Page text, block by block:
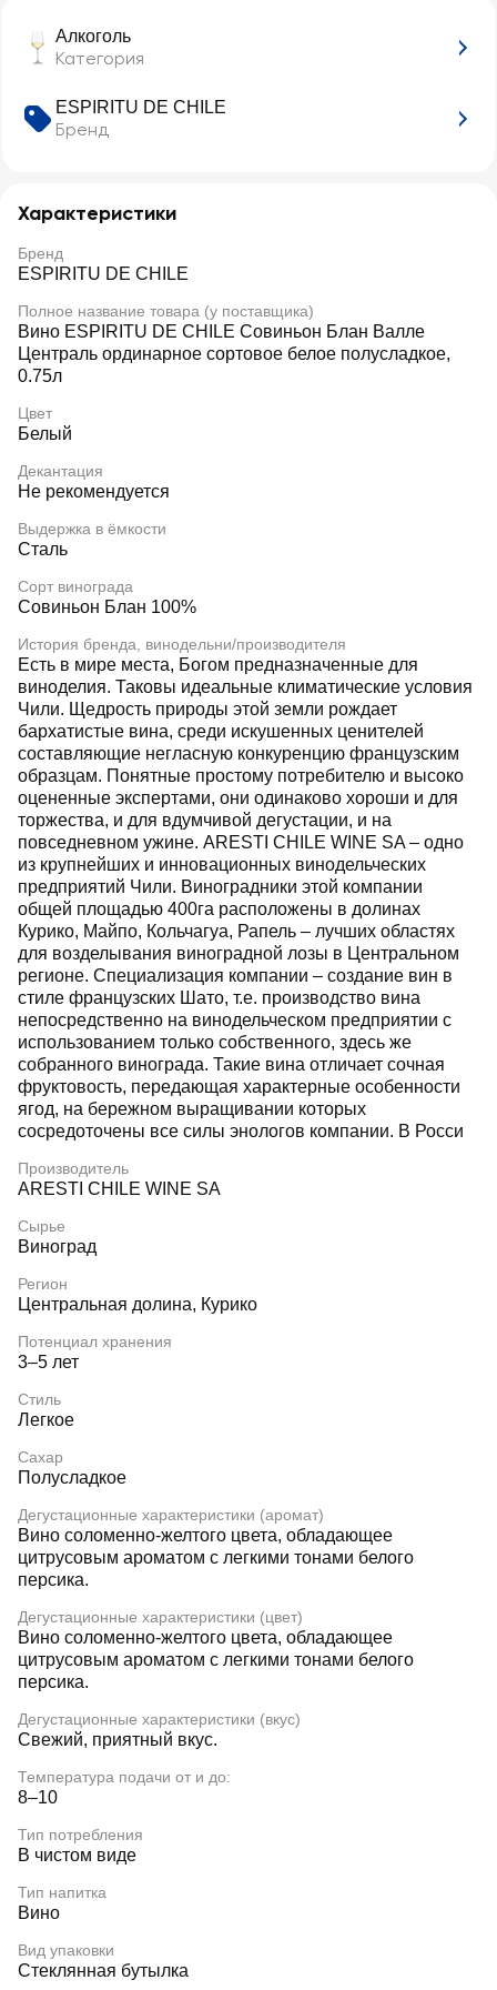
Алкоголь
Категория
ESPIRITU DE CHILE
Бренд
Характеристики
Бренд
ESPIRITU DE CHILE
Полное название товара (у поставщика)
Вино ESPIRITU DE CHILE Совиньон Блан Валле
Централь ординарное сортовое белое полусладкое,
0.75л
Цвет
Белый
Декантация
Не рекомендуется
Выдержка в ёмкости
Сталь
Сорт винограда
Совиньон Блан 100%
История бренда, винодельни/производителя
Есть в мире места, Богом предназначенные для
виноделия. Таковы идеальные климатические условия
Чили. Щедрость природы этой земли рождает
бархатистые вина, среди искушенных ценителей
составляющие негласную конкуренцию французским
образцам. Понятные простому потребителю и высоко
оцененные экспертами, они одинаково хороши и для
торжества, и для вдумчивой дегустации, и на
повседневном ужине. ARESTI CHILE WINE SA – одно
из крупнейших и инновационных винодельческих
предприятий Чили. Виноградники этой компании
общей площадью 400га расположены в долинах
Курико, Майпо, Кольчагуа, Рапель – лучших областях
для возделывания виноградной лозы в Центральном
регионе. Специализация компании – создание вин в
стиле французских Шато, т.е. производство вина
непосредственно на винодельческом предприятии с
использованием только собственного, здесь же
собранного винограда. Такие вина отличает сочная
фруктовость, передающая характерные особенности
ягод, на бережном выращивании которых
сосредоточены все силы энологов компании. В Росси
Производитель
ARESTI CHILE WINE SA
Сырье
Виноград
Регион
Центральная долина, Курико
Потенциал хранения
3–5 лет
Стиль
Легкое
Сахар
Полусладкое
Дегустационные характеристики (аромат)
Вино соломенно-желтого цвета, обладающее
цитрусовым ароматом с легкими тонами белого
персика.
Дегустационные характеристики (цвет)
Вино соломенно-желтого цвета, обладающее
цитрусовым ароматом с легкими тонами белого
персика.
Дегустационные характеристики (вкус)
Свежий, приятный вкус.
Температура подачи от и до:
8–10
Тип потребления
В чистом виде
Тип напитка
Вино
Вид упаковки
Стеклянная бутылка